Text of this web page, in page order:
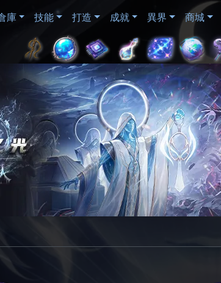
庫 技能 打造 成就 異界 商城